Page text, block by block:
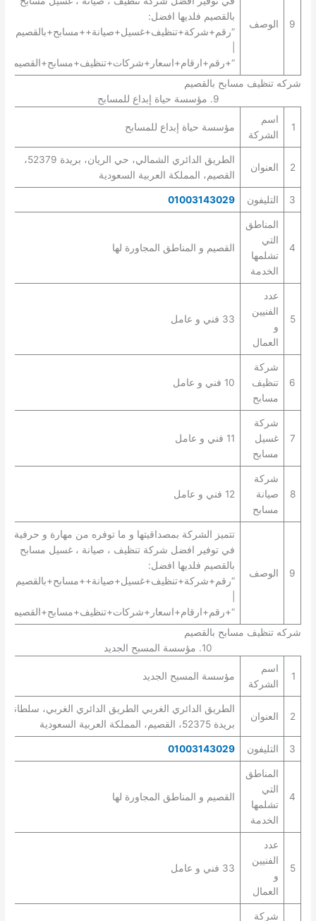
9 الوصف
بالقصيم فلديها افضل:
“رقم+شركة+تنظيف+غسيل+صيانة++مسابح+بالقصيم+”
“+رقم+ارقام+اسعار+شركات+تنظيف+مسابح+القصيم+”.
شركه تنظيف مسابح بالقصيم
9. مؤسسة حياة إبداع للمسابح
1
اسم
الشركة
مؤسسة حياة إبداع للمسابح
2 العنوان
الطريق الدائري الشمالي، حي الريان، بريدة 52379،
القصيم، المملكة العربية السعودية
3 التليفون 01003143029
4
المناطق
التي
تشلمها
الخدمة
القصيم و المناطق المجاورة لها
5
عدد
الفنيين
و
العمال
33 فني و عامل
6
شركة
تنظيف
مسابح
10 فني و عامل
7
شركة
غسيل
مسابح
11 فني و عامل
8
شركة
صيانة
مسابح
12 فني و عامل
9 الوصف
تتميز الشركة بمصداقيتها و ما توفره من مهارة و حرفية
في توفير افضل شركة تنظيف ، صيانة ، غسيل مسابح
بالقصيم فلديها افضل:
“رقم+شركة+تنظيف+غسيل+صيانة++مسابح+بالقصيم+”
“+رقم+ارقام+اسعار+شركات+تنظيف+مسابح+القصيم+”.
شركه تنظيف مسابح بالقصيم
10. مؤسسة المسبح الجديد
1
اسم
الشركة
مؤسسة المسبح الجديد
2 العنوان
الطريق الدائري الغربي الطريق الدائري الغربي، سلطانة،
بريدة 52375، القصيم، المملكة العربية السعودية
3 التليفون 01003143029
4
المناطق
التي
تشلمها
الخدمة
القصيم و المناطق المجاورة لها
5
عدد
الفنيين
و
العمال
33 فني و عامل
شركة